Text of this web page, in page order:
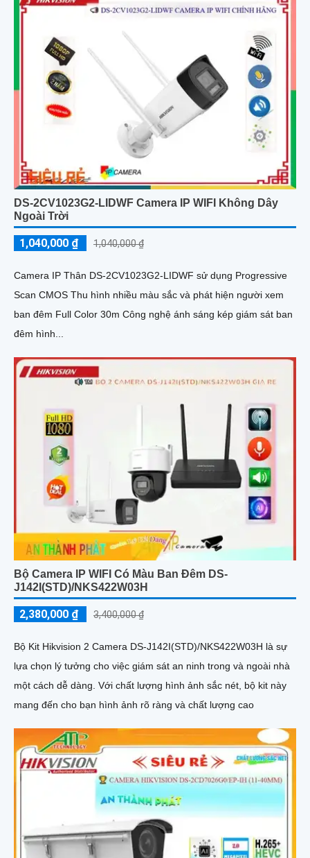
DS-2CV1023G2-LIDWF Camera IP WIFI Không Dây
Ngoài Trời
1,040,000 ₫ 1,040,000 ₫
Camera IP Thân DS-2CV1023G2-LIDWF sử dụng Progressive
Scan CMOS Thu hình nhiều màu sắc và phát hiện người xem
ban đêm Full Color 30m Công nghệ ánh sáng kép giám sát ban
đêm hình...
Bộ Camera IP WIFI Có Màu Ban Đêm DS-
J142I(STD)/NKS422W03H
2,380,000 ₫ 3,400,000 ₫
Bộ Kit Hikvision 2 Camera DS-J142I(STD)/NKS422W03H là sự
lựa chọn lý tưởng cho việc giám sát an ninh trong và ngoài nhà
một cách dễ dàng. Với chất lượng hình ảnh sắc nét, bộ kit này
mang đến cho bạn hình ảnh rõ ràng và chất lượng cao